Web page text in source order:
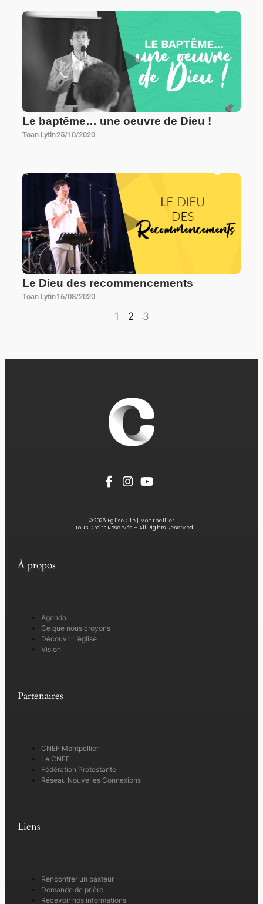
Le baptême… une oeuvre de Dieu !
Toan Lytin25/10/2020
Le Dieu des recommencements
Toan Lytin16/08/2020
1 2 3
© 2026 Église Clé | Montpellier
Tous Droits Réservés – All Rights Reserved
À propos
Agenda
Ce que nous croyons
Découvrir l’église
Vision
Partenaires
CNEF Montpellier
Le CNEF
Fédération Protestante
Réseau Nouvelles Connexions
Liens
Rencontrer un pasteur
Demande de prière
Recevoir nos informations